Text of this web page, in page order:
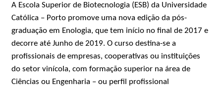
A Escola Superior de Biotecnologia (ESB) da Universidade
Católica – Porto promove uma nova edição da pós-
graduação em Enologia, que tem início no final de 2017 e
decorre até Junho de 2019. O curso destina-se a
profissionais de empresas, cooperativas ou instituições
do setor vinícola, com formação superior na área de
Ciências ou Engenharia – ou perfil profissional